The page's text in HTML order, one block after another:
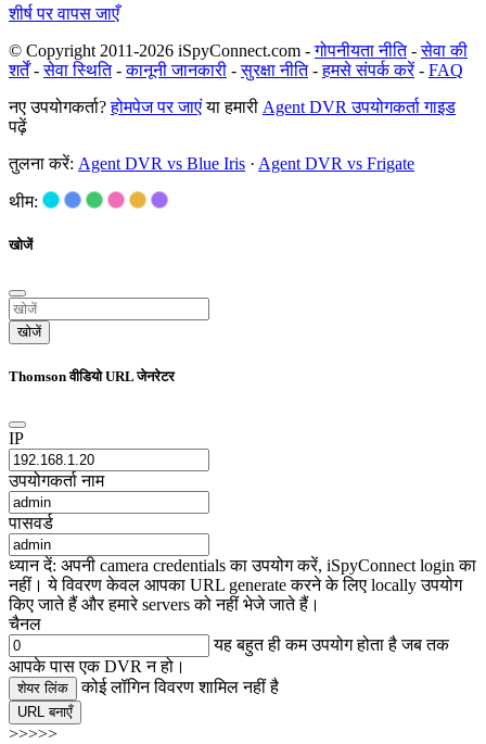
शीर्ष पर वापस जाएँ
© Copyright 2011-2026 iSpyConnect.com -गोपनीयता नीति-सेवा की
शर्तें-सेवा स्थिति-कानूनी जानकारी -सुरक्षा नीति-हमसे संपर्क करें- FAQ
नए उपयोगकर्ता?होमपेज पर जाएंया हमारी Agent DVR उपयोगकर्ता गाइड
पढ़ें
तुलना करें: Agent DVR vs Blue Iris · Agent DVR vs Frigate
थीम:
खोजें
खोजें
Thomson वीडियो URL जेनरेटर
IP
उपयोगकर्ता नाम
पासवर्ड
ध्यान दें: अपनी camera credentials का उपयोग करें, iSpyConnect login का
नहीं। ये विवरण केवल आपका URL generate करने के लिए locally उपयोग
किए जाते हैं और हमारे servers को नहीं भेजे जाते हैं।
चैनल
यह बहुत ही कम उपयोग होता है जब तक
आपके पास एक DVR न हो।
शेयर लिंक कोई लॉगिन विवरण शामिल नहीं है
URL बनाएँ
>>>>>